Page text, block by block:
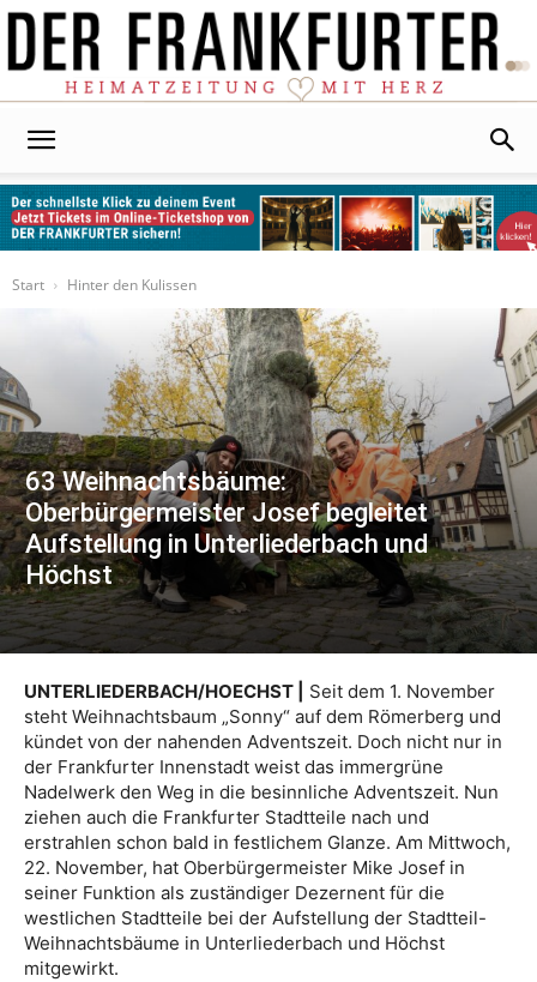
Start
Hinter den Kulissen
63 Weihnachtsbäume:
Oberbürgermeister Josef begleitet
Aufstellung in Unterliederbach und
Höchst
UNTERLIEDERBACH/HOECHST |
Seit dem 1. November
steht Weihnachtsbaum „Sonny“ auf dem Römerberg und
kündet von der nahenden Adventszeit. Doch nicht nur in
der Frankfurter Innenstadt weist das immergrüne
Nadelwerk den Weg in die besinnliche Adventszeit. Nun
ziehen auch die Frankfurter Stadtteile nach und
erstrahlen schon bald in festlichem Glanze. Am Mittwoch,
22. November, hat Oberbürgermeister Mike Josef in
seiner Funktion als zuständiger Dezernent für die
westlichen Stadtteile bei der Aufstellung der Stadtteil-
Weihnachtsbäume in Unterliederbach und Höchst
mitgewirkt.